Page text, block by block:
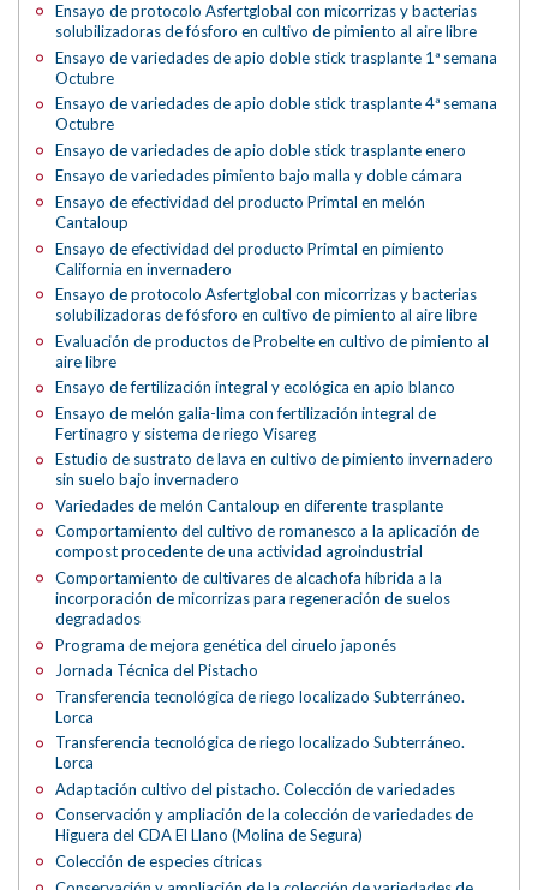
Ensayo de protocolo Asfertglobal con micorrizas y bacterias
solubilizadoras de fósforo en cultivo de pimiento al aire libre
Ensayo de variedades de apio doble stick trasplante 1ª semana
Octubre
Ensayo de variedades de apio doble stick trasplante 4ª semana
Octubre
Ensayo de variedades de apio doble stick trasplante enero
Ensayo de variedades pimiento bajo malla y doble cámara
Ensayo de efectividad del producto Primtal en melón
Cantaloup
Ensayo de efectividad del producto Primtal en pimiento
California en invernadero
Ensayo de protocolo Asfertglobal con micorrizas y bacterias
solubilizadoras de fósforo en cultivo de pimiento al aire libre
Evaluación de productos de Probelte en cultivo de pimiento al
aire libre
Ensayo de fertilización integral y ecológica en apio blanco
Ensayo de melón galia-lima con fertilización integral de
Fertinagro y sistema de riego Visareg
Estudio de sustrato de lava en cultivo de pimiento invernadero
sin suelo bajo invernadero
Variedades de melón Cantaloup en diferente trasplante
Comportamiento del cultivo de romanesco a la aplicación de
compost procedente de una actividad agroindustrial
Comportamiento de cultivares de alcachofa híbrida a la
incorporación de micorrizas para regeneración de suelos
degradados
Programa de mejora genética del ciruelo japonés
Jornada Técnica del Pistacho
Transferencia tecnológica de riego localizado Subterráneo.
Lorca
Transferencia tecnológica de riego localizado Subterráneo.
Lorca
Adaptación cultivo del pistacho. Colección de variedades
Conservación y ampliación de la colección de variedades de
Higuera del CDA El Llano (Molina de Segura)
Colección de especies cítricas